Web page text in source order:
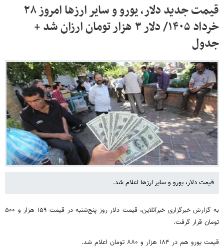
قیمت جدید دلار، یورو و سایر ارزها امروز ۲۸
خرداد ۱۴۰۵/ دلار ۳ هزار تومان ارزان شد +
جدول
قیمت دلار، یورو و سایر ارزها اعلام شد.
به گزارش خبرگزاری خبرآنلاین، قیمت دلار روز پنج‌شنبه در قیمت ۱۵۹ هزار و ۵۰۰
تومان قرار گرفت.
قیمت یورو هم در ۱۸۴ هزار و ۸۸۰ تومان اعلام شد.